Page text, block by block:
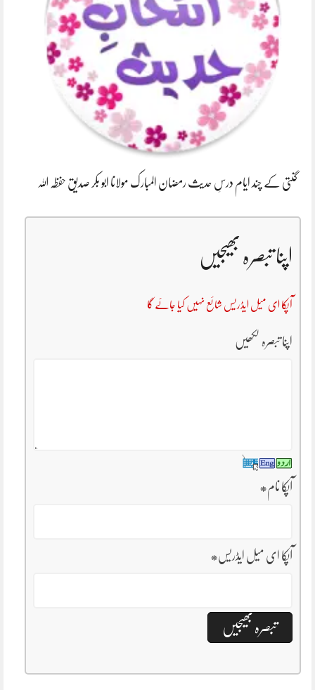
گنتی کے چند ایام درسِ حدیث رمضان المبارک مولانا ابو بکر صدیق حفظہ اللہ
اپنا تبصرہ بھیجیں
آپکا ای میل ایڈریس شائع نہیں کیا جائے گا
اپنا تبصرہ لکھیں
آپکا نام*
آپکا ای میل ایڈریس*